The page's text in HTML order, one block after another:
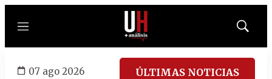
Menú
Mostrar
07 ago 2026 ÚLTIMAS NOTICIAS